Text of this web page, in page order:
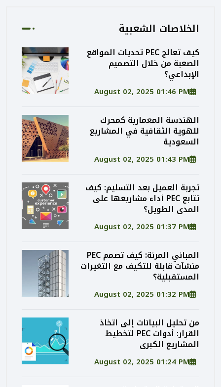
الخلاصات الشعبية
كيف تعالج PEC تحديات المواقع
الصعبة من خلال التصميم
الإبداعي؟
August 02, 2025 01:46 PM
الهندسة المعمارية كمحرك
للهوية الثقافية في المشاريع
السعودية
August 02, 2025 01:43 PM
تجربة العميل بعد التسليم: كيف
تتابع PEC أداء مشاريعها على
المدى الطويل؟
August 02, 2025 01:37 PM
المباني المرنة: كيف تصمم PEC
منشآت قابلة للتكيف مع التغيرات
المستقبلية؟
August 02, 2025 01:32 PM
من تحليل البيانات إلى اتخاذ
القرار: أدوات PEC لتخطيط
المشاريع الكبرى
August 02, 2025 01:24 PM